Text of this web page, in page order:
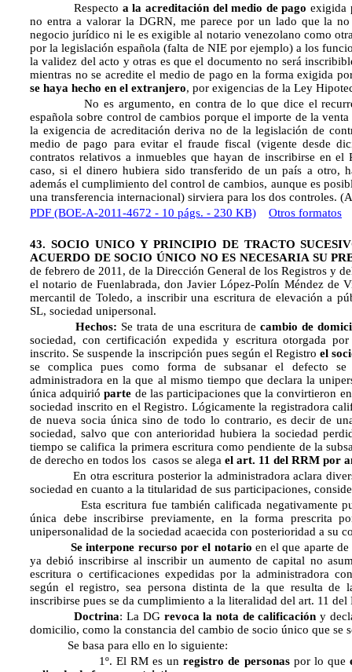
Respecto a la acreditación del medio de pago exigida
no entra a valorar la DGRN, me parece por un lado que la
negocio jurídico ni le es exigible al notario venezolano como
por la legislación española (falta de NIE por ejemplo) a los
la validez del acto y otras es que el documento no será
mientras no se acredite el medio de pago en la forma exigida
se haya hecho en el extranjero, por exigencias de la Ley
No es argumento, en contra de lo que dice el
española sobre control de cambios porque el importe de la
la exigencia de acreditación deriva no de la legislación de
medio de pago para evitar el fraude fiscal (vigente desde
contratos relativos a inmuebles que hayan de inscribirse en el
caso, si el dinero hubiera sido transferido de un país a otro,
además el cumplimiento del control de cambios, aunque es
una transferencia internacional) sirviera para los dos controles.
PDF (BOE-A-2011-4672 - 10 págs. - 230 KB)
Otros formatos
43. SOCIO UNICO Y PRINCIPIO DE TRACTO
ACUERDO DE SOCIO ÚNICO NO ES NECESARIA SU
de febrero de 2011, de la Dirección General de los Registros y
el notario de Fuenlabrada, don Javier López-Polín Méndez de
mercantil de Toledo, a inscribir una escritura de elevación a
SL, sociedad unipersonal.
Hechos: Se trata de una escritura decambio de
sociedad, con certificación expedida y escritura otorgada
inscrito. Se suspende la inscripción pues según el Registroel
se complica pues como forma de subsanar el defecto
administradora en la que al mismo tiempo que declara la
única adquirióparte de las participaciones que la convirtieron
sociedad inscrito en el Registro. Lógicamente la registradora
de nueva socia única sino de todo lo contrario, es decir de
sociedad, salvo que con anterioridad hubiera la sociedad
tiempo se califica la primera escritura como pendiente de la
de derecho en todos los casos se alega el art. 11 del RRM por
En otra escritura posterior la administradora aclara
sociedad en cuanto a la titularidad de sus participaciones,
Esta escritura fue también calificada negativamente
única debe inscribirse previamente, en la forma prescrita
unipersonalidad de la sociedad acaecida con posterioridad a su
Se interpone recurso por el notario en el que aparte
ya debió inscribirse al inscribir un aumento de capital no
escritura o certificaciones expedidas por la administradora
según el registro, sea persona distinta de la que resulta
inscribirse pues se da cumplimiento a la literalidad del art. 11 del
Doctrina: La DG revoca la nota de calificación y
domicilio, como la constancia del cambio de socio único que se
Se basa para ello en lo siguiente:
1º. El RM es unregistro de personaspor lo que